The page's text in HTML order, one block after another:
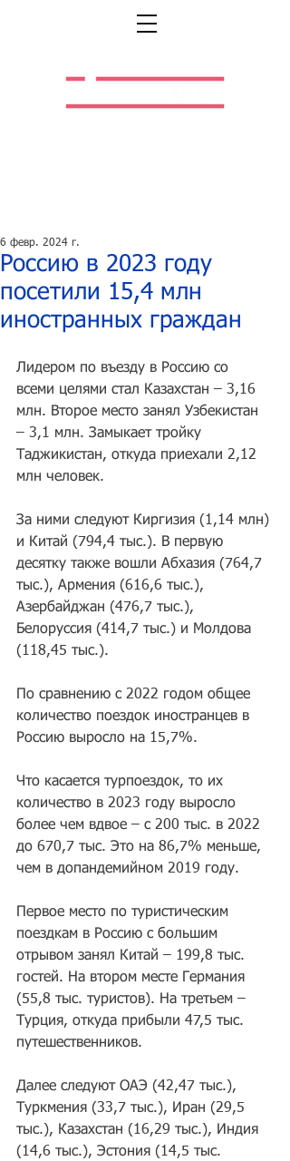
Россию в 2023 году
посетили 15,4 млн
иностранных граждан
6 февр. 2024 г.
Лидером по въезду в Россию со
всеми целями стал Казахстан – 3,16
млн. Второе место занял Узбекистан
– 3,1 млн. Замыкает тройку
Таджикистан, откуда приехали 2,12
млн человек.
За ними следуют Киргизия (1,14 млн)
и Китай (794,4 тыс.). В первую
десятку также вошли Абхазия (764,7
тыс.), Армения (616,6 тыс.),
Азербайджан (476,7 тыс.),
Белоруссия (414,7 тыс.) и Молдова
(118,45 тыс.).
По сравнению с 2022 годом общее
количество поездок иностранцев в
Россию выросло на 15,7%.
Что касается турпоездок, то их
количество в 2023 году выросло
более чем вдвое – с 200 тыс. в 2022
до 670,7 тыс. Это на 86,7% меньше,
чем в допандемийном 2019 году.
Первое место по туристическим
поездкам в Россию с большим
отрывом занял Китай – 199,8 тыс.
гостей. На втором месте Германия
(55,8 тыс. туристов). На третьем –
Турция, откуда прибыли 47,5 тыс.
путешественников.
Далее следуют ОАЭ (42,47 тыс.),
Туркмения (33,7 тыс.), Иран (29,5
тыс.), Казахстан (16,29 тыс.), Индия
(14,6 тыс.), Эстония (14,5 тыс.